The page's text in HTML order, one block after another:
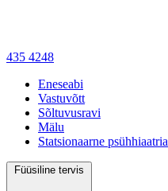
435 4248
Eneseabi
Vastuvõtt
Sõltuvusravi
Mälu
Statsionaarne psühhiaatria
Füüsiline tervis